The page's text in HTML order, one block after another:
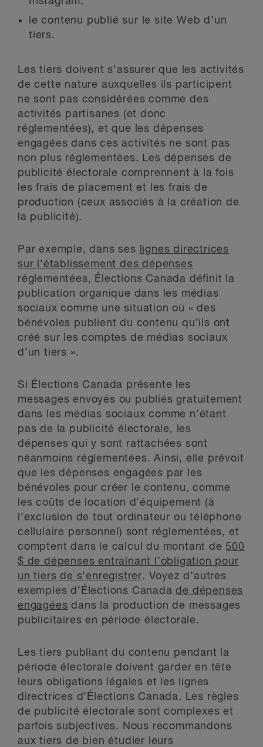
le contenu publié sur le site Web d’un
tiers.
Les tiers doivent s’assurer que les activités
de cette nature auxquelles ils participent
ne sont pas considérées comme des
activités partisanes (et donc
réglementées), et que les dépenses
engagées dans ces activités ne sont pas
non plus réglementées. Les dépenses de
publicité électorale comprennent à la fois
les frais de placement et les frais de
production (ceux associés à la création de
la publicité).
Par exemple, dans ses
lignes directrices
sur l’établissement des dépenses
réglementées, Élections Canada définit la
publication organique dans les médias
sociaux comme une situation où « des
bénévoles publient du contenu qu’ils ont
créé sur les comptes de médias sociaux
d’un tiers ».
Si Élections Canada présente les
messages envoyés ou publiés gratuitement
dans les médias sociaux comme n’étant
pas de la publicité électorale, les
dépenses qui y sont rattachées sont
néanmoins réglementées. Ainsi, elle prévoit
que les dépenses engagées par les
bénévoles pour créer le contenu, comme
les coûts de location d’équipement (à
l’exclusion de tout ordinateur ou téléphone
cellulaire personnel) sont réglementées, et
comptent dans le calcul du montant de 500
$ de dépenses entraînant l’obligation pour
un tiers de s’enregistrer. Voyez d’autres
exemples d’Élections Canadade dépenses
engagées dans la production de messages
publicitaires en période électorale.
Les tiers publiant du contenu pendant la
période électorale doivent garder en tête
leurs obligations légales et les lignes
directrices d’Élections Canada. Les règles
de publicité électorale sont complexes et
parfois subjectives. Nous recommandons
aux tiers de bien étudier leurs